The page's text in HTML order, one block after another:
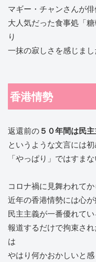
マギー・チャンさんが
大人気だった食事処「
り
一抹の寂しさを感じまし
香港情勢
返還前の５０年間は民
というような文言には
「やっぱり」ではすま
コロナ禍に見舞われて
近年の香港情勢には心が
民主主義が一番優れて
報道するだけで拘束さ
は
やはり何かおかしいと感